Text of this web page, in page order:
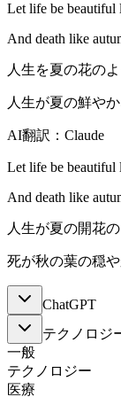
Let life be beautiful
And death like
人生を夏の花の
人生が夏の鮮や
AI翻訳：Claude
Let life be beautiful
And death like
人生が夏の開花
死が秋の葉の穏
ChatGPT
テクノロジ
一般
テクノロジー
医療